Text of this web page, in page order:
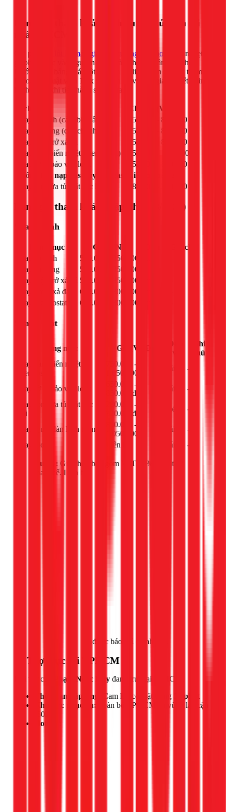
Bảng giá tham khảo dịch vụ sửa tủ lạnh tại
nhà TPHCM
Chi phí Sửa lỗi IE máy giặt LG cửa ngang báo lỗi IE
nghẹt
ga phụ thuộc vào nguyên nhân và linh kiện cần thay thế.
Dưới đây là bảng giá một số dịch vụ liên quan để bạn tham
khảo. Kỹ thuật viên 1Fix sẽ kiểm tra và báo giá chi tiết, minh
bạch trước khi tiến hành sửa chữa.
Dịch Vụ
Chi Phí (VNĐ)
Thay sò lạnh (cảm biến âm)
550.000 - 850.000
Thay sò nóng (cầu chì nhiệt)
550.000 - 850.000
Thay điện trở xả đá
550.000 - 850.000
Thay cảm biến nhiệt (thermostat)
750.000 - 1.050.000
Thay rờ le bảo vệ block
650.000 - 850.000
Thông tắc, nạp gas (tùy loại gas)
Liên hệ báo giá
Thay ron cửa tủ mát các loại
280.000 - 320.000
Bảng giá tham khảo (Cập nhật 03/2026)
Sửa tủ lạnh
Hạng mục Giá (VNĐ)
Ghi chú
Thay sò lạnh
550.000 - 850.000đ
Thay sò nóng
550.000 - 850.000đ
Thay điện trở xả đá
550.000 - 850.000đ
Thay timer xả đá
650.000 - 800.000đ
Thay thermostat
650.000 - 800.000đ
Sửa tủ mát
Hạng mục Giá (VNĐ)
Đơn
vị
Ghi
chú
Thay cảm biến nhiệt
(thermostat)
750.000 -
1.050.000đ
cái -
Thay rờ le bảo vệ block
650.000 -
850.000đ
cái
-
Thay ron cửa tủ mát các
loại
280.000 -
320.000đ
mét -
Thay Quạt dàn lạnh tủ mát
850.000 -
1.050.000đ
cái
-
Thay block
Liên hệ cái -
Lưu ý: Giá chưa bao gồm VAT 10% và vật tư
thay thế. Liên hệ
để được báo giá chính xác.
📍 Thợ trực tại TPHCM
Đội thợ của Phạm Ngọc Duy đang trực tại TPHCM.
Thời gian đáp ứng:
Cam kết có mặt trong
30 phút
Khu vực phục vụ:
Toàn bộ TP.HCM và vùng lân cận
(50km)
Hotline: